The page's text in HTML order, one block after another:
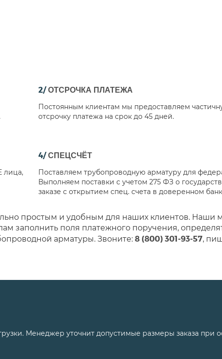
2/ОТСРОЧКА ПЛАТЕЖА
Постоянным клиентам мы предоставляем
отсрочку платежа на срок до 45 дней.
лица,
4/СПЕЦСЧЁТ
Поставляем трубопроводную арматуру для
Выполняем поставки с учетом 275 ФЗ о
заказе с открытием спец. счета в доверенном
простым и удобным для наших клиентов. Наши
заполнить поля платежного поручения,
арматуры. Звоните: 8 (800) 301-93-57,
Менеджер уточнит допустимые размеры заказа при